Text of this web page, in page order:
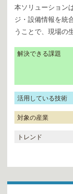
本ソリューション
ジ・設備情報を統
うことで、現場の
解決できる課題
活用している技術
対象の産業
トレンド